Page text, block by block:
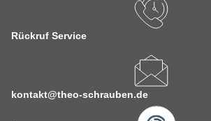
Rückruf Service
kontakt@theo-schrauben.de